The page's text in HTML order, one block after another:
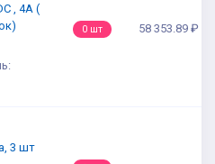
, 4А (
0 шт 58 353.89 ₽
3 шт